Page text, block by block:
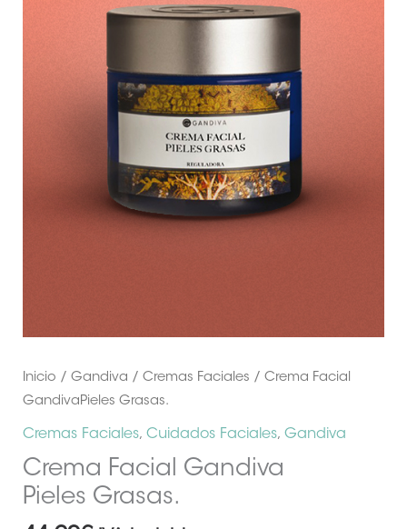
Inicio / Gandiva / Cremas Faciales / Crema Facial
GandivaPieles Grasas.
Cremas Faciales, Cuidados Faciales, Gandiva
Crema Facial Gandiva
Pieles Grasas.